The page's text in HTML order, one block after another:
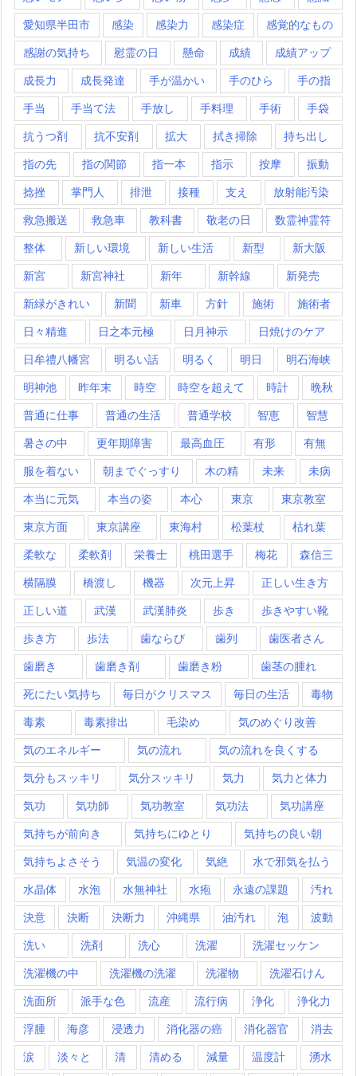
愛知県半田市 感染 感染力 感染症 感覚的なもの
感謝の気持ち 慰霊の日 懸命 成績 成績アップ
成長力 成長発達 手が温かい 手のひら 手の指
手当 手当て法 手放し 手料理 手術 手袋
抗うつ剤 抗不安剤 拡大 拭き掃除 持ち出し
指の先 指の関節 指一本 指示 按摩 振動
捻挫 掌門人 排泄 接種 支え 放射能汚染
救急搬送 救急車 教科書 敬老の日 数霊神霊符
整体 新しい環境 新しい生活 新型 新大阪
新宮 新宮神社 新年 新幹線 新発売
新緑がきれい 新聞 新車 方針 施術 施術者
日々精進 日之本元極 日月神示 日焼けのケア
日牟禮八幡宮 明るい話 明るく 明日 明石海峡
明神池 昨年末 時空 時空を超えて 時計 晩秋
普通に仕事 普通の生活 普通学校 智恵 智慧
暑さの中 更年期障害 最高血圧 有形 有無
服を着ない 朝までぐっすり 木の精 未来 未病
本当に元気 本当の姿 本心 東京 東京教室
東京方面 東京講座 東海村 松葉杖 枯れ葉
柔軟な 柔軟剤 栄養士 桃田選手 梅花 森信三
横隔膜 橋渡し 機器 次元上昇 正しい生き方
正しい道 武漢 武漢肺炎 歩き 歩きやすい靴
歩き方 歩法 歯ならび 歯列 歯医者さん
歯磨き 歯磨き剤 歯磨き粉 歯茎の腫れ
死にたい気持ち 毎日がクリスマス 毎日の生活 毒物
毒素 毒素排出 毛染め 気のめぐり改善
気のエネルギー 気の流れ 気の流れを良くする
気分もスッキリ 気分スッキリ 気力 気力と体力
気功 気功師 気功教室 気功法 気功講座
気持ちが前向き 気持ちにゆとり 気持ちの良い朝
気持ちよさそう 気温の変化 気絶 水で邪気を払う
水晶体 水泡 水無神社 水疱 永遠の課題 汚れ
決意 決断 決断力 沖縄県 油汚れ 泡 波動
洗い 洗剤 洗心 洗濯 洗濯セッケン
洗濯機の中 洗濯機の洗濯 洗濯物 洗濯石けん
洗面所 派手な色 流産 流行病 浄化 浄化力
浮腫 海彦 浸透力 消化器の癌 消化器官 消去
涙 淡々と 清 清める 減量 温度計 湧水